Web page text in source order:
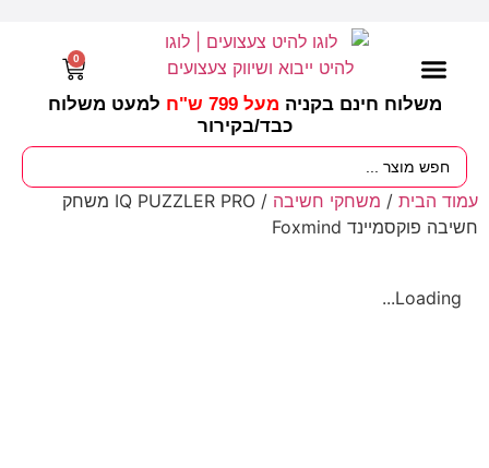
משלוח חינם בקניה מעל 799 ש"ח
למעט משלוח
כבד/בקירור
0
עמוד הבית / משחקי חשיבה
/ IQ PUZZLER PRO משחק
חשיבה פוקסמיינד Foxmind
Loading...